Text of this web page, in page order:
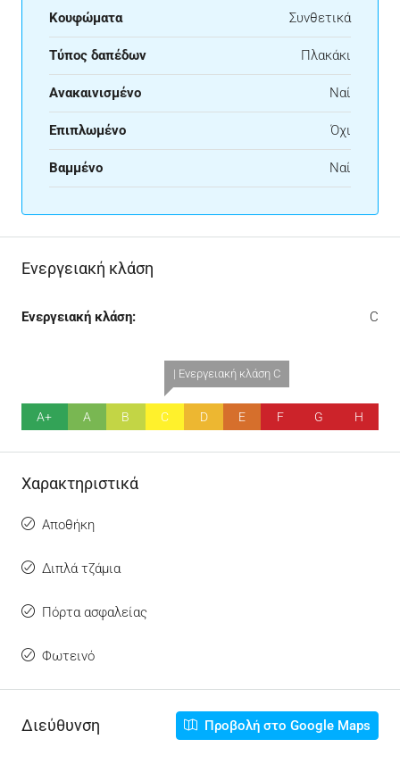
Κουφώματα Συνθετικά
Τύπος δαπέδων Πλακάκι
Ανακαινισμένο Ναί
Επιπλωμένο Όχι
Βαμμένο Ναί
Ενεργειακή κλάση
Ενεργειακή κλάση: C
A+ A B
| Ενεργειακή κλάση C
C D E F G H
Χαρακτηριστικά
Αποθήκη
Διπλά τζάμια
Πόρτα ασφαλείας
Φωτεινό
Διεύθυνση Προβολή στο Google Maps